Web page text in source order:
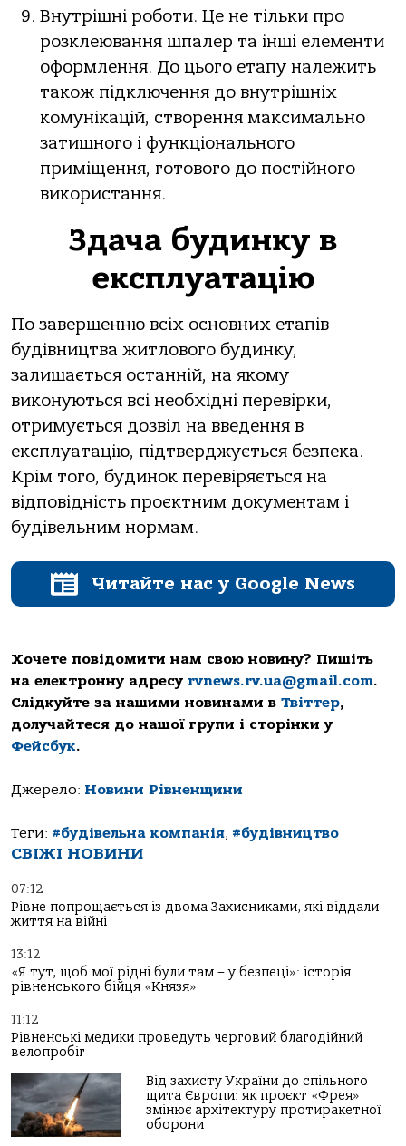
Внутрішні роботи. Це не тільки про
розклеювання шпалер та інші елементи
оформлення. До цього етапу належить
також підключення до внутрішніх
комунікацій, створення максимально
затишного і функціонального
приміщення, готового до постійного
використання.
Здача будинку в
експлуатацію
По завершенню всіх основних етапів
будівництва житлового будинку,
залишається останній, на якому
виконуються всі необхідні перевірки,
отримується дозвіл на введення в
експлуатацію, підтверджується безпека.
Крім того, будинок перевіряється на
відповідність проєктним документам і
будівельним нормам.
Читайте нас у Google News
Хочете повідомити нам свою новину? Пишіть
на електронну адресу rvnews.rv.ua@gmail.com.
Слідкуйте за нашими новинами в Твіттер,
долучайтеся до нашої групи і сторінки у
Фейсбук.
Джерело: Новини Рівненщини
Теги: #будівельна компанія, #будівництво
СВІЖІ НОВИНИ
07:12
Рівне попрощається із двома Захисниками, які віддали
життя на війні
13:12
«Я тут, щоб мої рідні були там – у безпеці»: історія
рівненського бійця «Князя»
11:12
Рівненські медики проведуть черговий благодійний
велопробіг
Від захисту України до спільного
щита Європи: як проєкт «Фрея»
змінює архітектуру протиракетної
оборони